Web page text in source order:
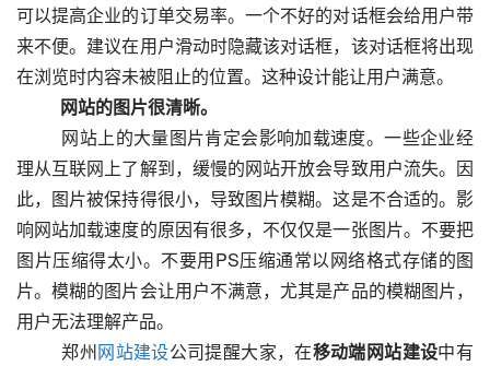
可以提高企业的订单交易率。一个不好的对话框会给用户带
来不便。建议在用户滑动时隐藏该对话框，该对话框将出现
在浏览时内容未被阻止的位置。这种设计能让用户满意。
网站的图片很清晰。
理从互联网上了解到，缓慢的网站开放会导致用户流失。因
此，图片被保持得很小，导致图片模糊。这是不合适的。影
响网站加载速度的原因有很多，不仅仅是一张图片。不要把
图片压缩得太小。不要用PS压缩通常以网络格式存储的图
片。模糊的图片会让用户不满意，尤其是产品的模糊图片，
用户无法理解产品。
  　　郑州
网站建设公司提醒大家，在移动端网站建设中有